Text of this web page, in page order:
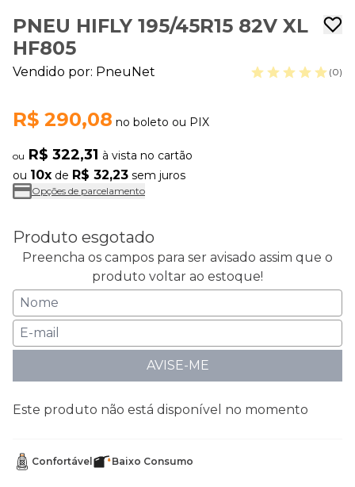
PNEU HIFLY 195/45R15 82V XL
HF805
Vendido por: PneuNet (0)
R$ 290,08 no boleto ou PIX
ou R$ 322,31 à vista no cartão
ou 10x de R$ 32,23 sem juros
Opções de parcelamento
Produto esgotado
Preencha os campos para ser avisado assim que o
produto voltar ao estoque!
AVISE-ME
Este produto não está disponível no momento
Confortável Baixo Consumo